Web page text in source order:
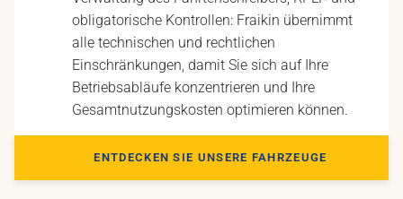
obligatorische Kontrollen: Fraikin übernimmt
alle technischen und rechtlichen
Einschränkungen, damit Sie sich auf Ihre
Betriebsabläufe konzentrieren und Ihre
Gesamtnutzungskosten optimieren können.
ENTDECKEN SIE UNSERE FAHRZEUGE